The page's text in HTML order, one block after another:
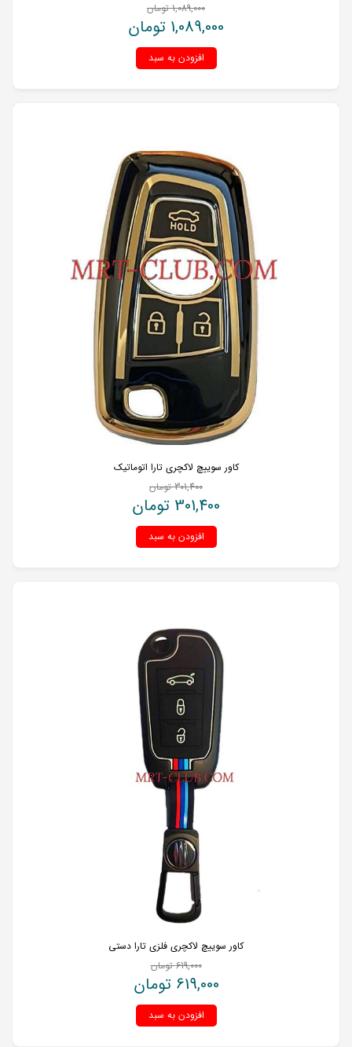
1,089,000 تومان
1,089,000 تومان
افزودن به سبد
کاور سوییچ لاکچری تارا اتوماتیک
301,400 تومان
301,400 تومان
افزودن به سبد
کاور سوییچ لاکچری فلزی تارا دستی
619,000 تومان
619,000 تومان
افزودن به سبد